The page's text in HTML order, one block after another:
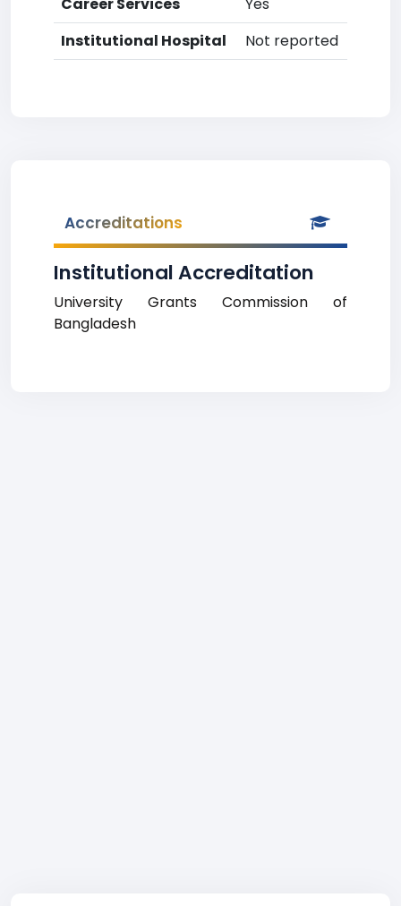
Institutional Hospital
Not reported
Accreditations
Institutional Accreditation
University Grants Commission of
Bangladesh